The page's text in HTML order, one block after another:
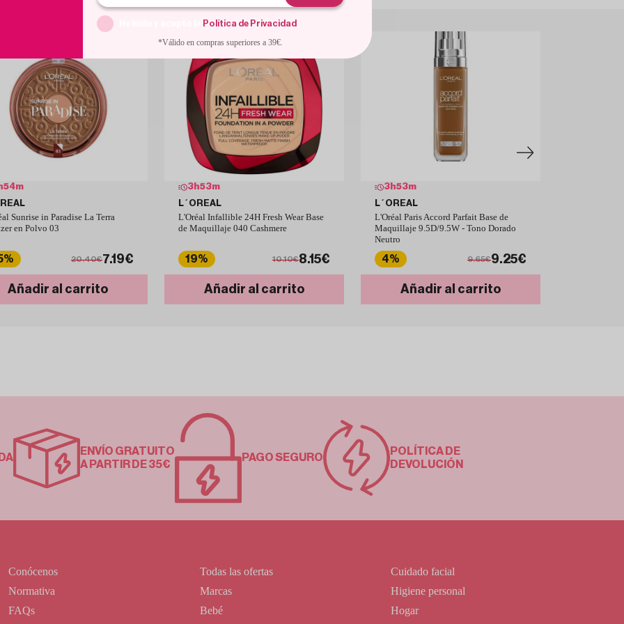
54m
Sunrise in Paradise La Terra
en Polvo 03
20.40€7.19€
Añadir al carrito
3 h53m
L´OREAL
L'Oréal Infallible 24H Fresh Wear Base
de Maquillaje 040 Cashmere
19% 10.10€8.15€
Añadir al carrito
3 h53m
L´OREAL
L'Oréal Paris Accord Parfait Base de
Maquillaje 9.5D/9.5W - Tono Dorado
Neutro
4% 9.65€9.25€
Añadir al carrito
ENVÍO GRATUITO
A PARTIR DE 35€
PAGO SEGURO
POLÍTICA DE
DEVOLUCIÓN
Conócenos
Normativa
FAQs
Todas las ofertas
Marcas
Bebé
Cuidado facial
Higiene personal
Hogar
Política de Privacidad
*Válido en compras superiores a 39€.